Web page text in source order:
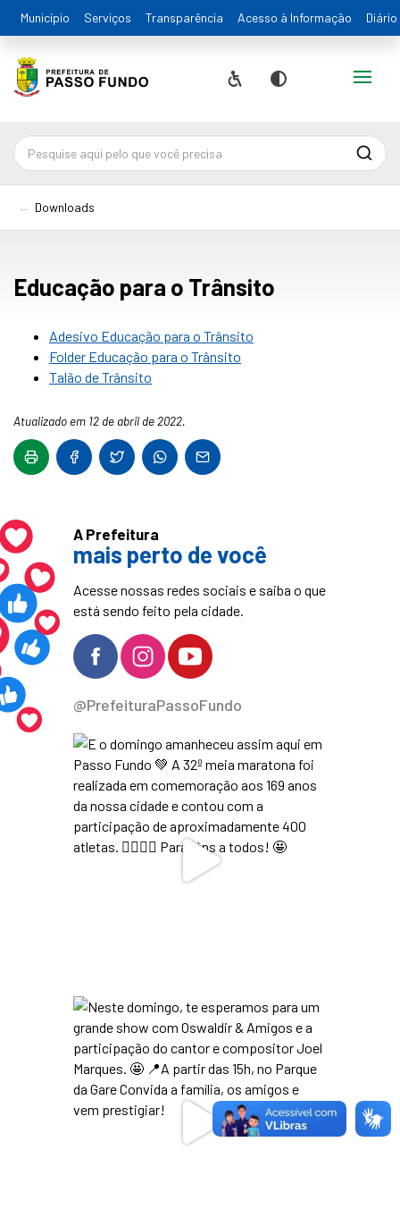
Município Serviços Transparência Acesso à Informação
Acessibilidade
Contraste
Alternar
Downloads
Educação para o Trânsito
Adesivo Educação para o Trânsito
Folder Educação para o Trânsito
Talão de Trânsito
Atualizado em 12 de abril de 2022.
A Prefeitura
mais perto de você
Acesse nossas redes sociais e saiba o que
está sendo feito pela cidade.
@PrefeituraPassoFundo